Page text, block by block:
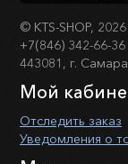
© KTS-SHOP, 2026
+7(846) 342-66-36
443081, г.
Мой
Отследить заказ
Уведомления о